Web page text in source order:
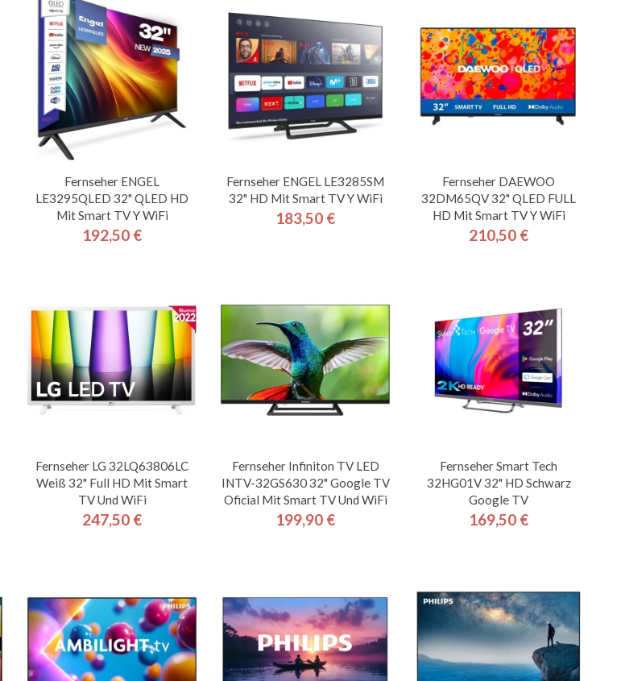
Fernseher ENGEL
LE3295QLED 32" QLED HD
Mit Smart TV Y WiFi
Preis
192,50 €
Fernseher ENGEL LE3285SM
32" HD Mit Smart TV Y WiFi
Preis
183,50 €
Fernseher DAEWOO
32DM65QV 32" QLED FULL
HD Mit Smart TV Y WiFi
Preis
210,50 €
Fernseher LG 32LQ63806LC
Weiß 32" Full HD Mit Smart
TV Und WiFi
Preis
247,50 €
Fernseher Infiniton TV LED
INTV-32GS630 32" Google TV
Oficial Mit Smart TV Und WiFi
Preis
199,90 €
Fernseher Smart Tech
32HG01V 32" HD Schwarz
Google TV
Preis
169,50 €